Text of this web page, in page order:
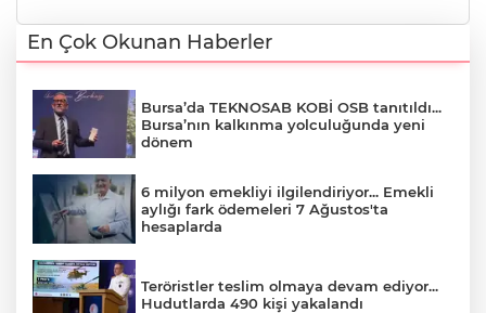
En Çok Okunan Haberler
Bursa’da TEKNOSAB KOBİ OSB tanıtıldı...
Bursa’nın kalkınma yolculuğunda yeni
dönem
6 milyon emekliyi ilgilendiriyor... Emekli
aylığı fark ödemeleri 7 Ağustos'ta
hesaplarda
Teröristler teslim olmaya devam ediyor...
Hudutlarda 490 kişi yakalandı